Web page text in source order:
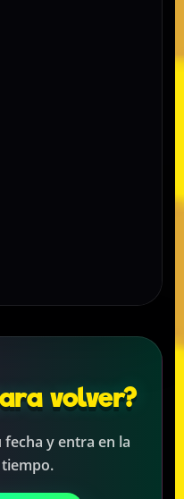
volver?
y entra en la